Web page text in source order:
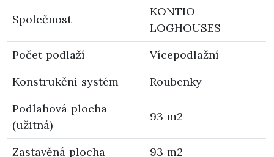
Společnost
KONTIO
LOGHOUSES
Počet podlaží
Vícepodlažní
Konstrukční systém
Roubenky
Podlahová plocha
(užitná)
93 m2
Zastavěná plocha
93 m2